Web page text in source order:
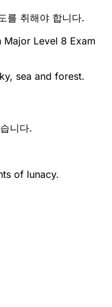
를 취해야 합니다.
Major Level 8 Exam
sea and forest.
니다.
of lunacy.